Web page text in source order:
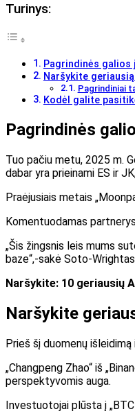
Turinys:
Pagrindinės galios
Naršykite
Pagrindiniai
Kodėl galite
Pagrindinės
Tuo pačiu metu, 2025 m.
dabar yra prieinami ES ir
Praėjusiais metais
Komentuodamas
„Šis žingsnis leis mums
baze“,-sakė Soto-
Naršykite: 10 geriausių
Naršykite
Prieš šį duomenų
„Changpeng Zhao“ iš
perspektyvomis auga.
Investuotojai plūsta į